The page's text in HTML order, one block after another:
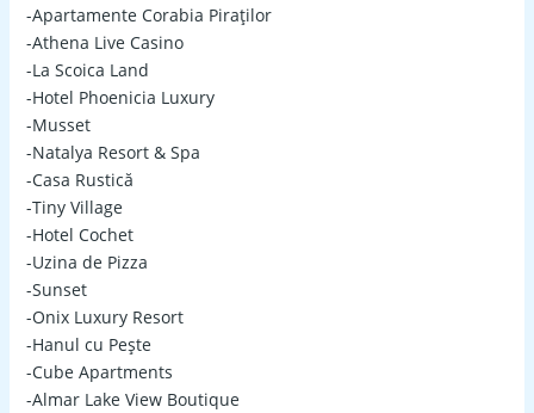
-Apartamente Corabia Piraților
-Athena Live Casino
-La Scoica Land
-Hotel Phoenicia Luxury
-Musset
-Natalya Resort & Spa
-Casa Rustică
-Tiny Village
-Hotel Cochet
-Uzina de Pizza
-Sunset
-Onix Luxury Resort
-Hanul cu Pește
-Cube Apartments
-Almar Lake View Boutique